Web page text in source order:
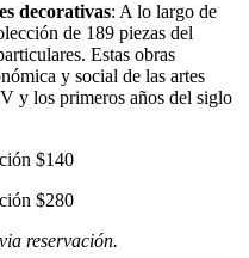
decorativas: A lo largo de
de 189 piezas del
Estas obras
y social de las artes
y los primeros años del siglo
$140
$280
reservación.